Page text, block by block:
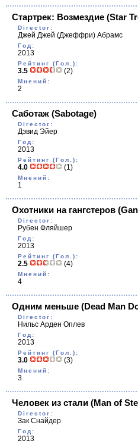
Стартрек: Возмездие (Star
Director:
Джей Джей (Джеффри) Абрамс
Год:
2013
Рейтинг (Гол.):
3.5 (2)
Мнений:
2
Саботаж (Sabotage)
Director:
Дэвид Эйер
Год:
2013
Рейтинг (Гол.):
4.0 (1)
Мнений:
1
Охотники на гангстеров
Director:
Рубен Фляйшер
Год:
2013
Рейтинг (Гол.):
2.5 (4)
Мнений:
4
Одним меньше (Dead Man
Director:
Нильс Арден Оплев
Год:
2013
Рейтинг (Гол.):
3.0 (3)
Мнений:
3
Человек из стали (Man of
Director:
Зак Снайдер
Год:
2013